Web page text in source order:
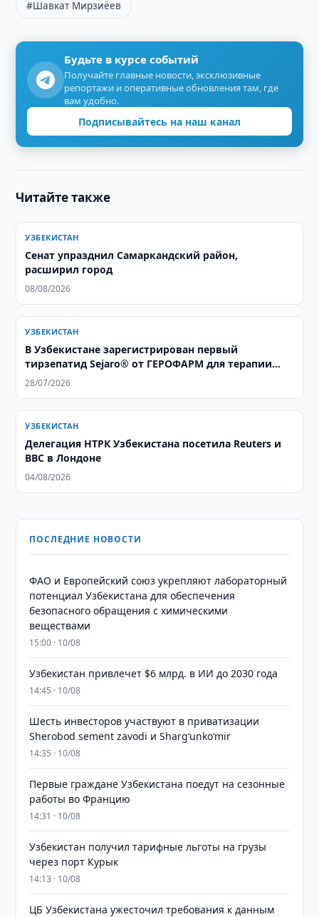
#Шавкат Мирзиёев
Будьте в курсе событий
Получайте главные новости, эксклюзивные
репортажи и оперативные обновления там, где
вам удобно.
Подписывайтесь на наш канал
Читайте также
УЗБЕКИСТАН
Сенат упразднил Самаркандский район,
расширил город
08/08/2026
УЗБЕКИСТАН
В Узбекистане зарегистрирован первый
тирзепатид Sejaro® от ГЕРОФАРМ для терапии
ожирения и сахарного диабета 2 типа
28/07/2026
УЗБЕКИСТАН
Делегация НТРК Узбекистана посетила Reuters и
BBC в Лондоне
04/08/2026
ПОСЛЕДНИЕ НОВОСТИ
ФАО и Европейский союз укрепляют лабораторный
потенциал Узбекистана для обеспечения
безопасного обращения с химическими
веществами
15:00 · 10/08
Узбекистан привлечет $6 млрд. в ИИ до 2030 года
14:45 · 10/08
Шесть инвесторов участвуют в приватизации
Sherobod sement zavodi и Shargʻunkoʻmir
14:35 · 10/08
Первые граждане Узбекистана поедут на сезонные
работы во Францию
14:31 · 10/08
Узбекистан получил тарифные льготы на грузы
через порт Курык
14:13 · 10/08
ЦБ Узбекистана ужесточил требования к данным